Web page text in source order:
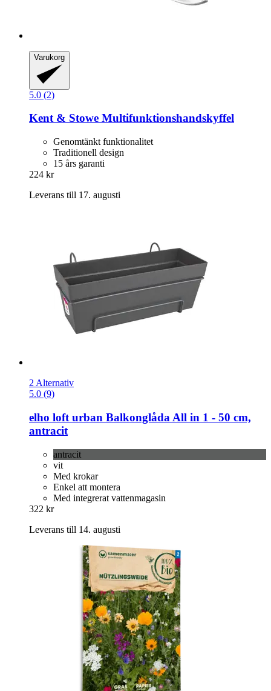
Varukorg
5.0 (2)
Kent & Stowe Multifunktionshandskyffel
Genomtänkt funktionalitet
Traditionell design
15 års garanti
224 kr
Leverans till 17. augusti
2 Alternativ
5.0 (9)
elho loft urban Balkonglåda All in 1 -​ 50 cm,
antracit
antracit
vit
Med krokar
Enkel att montera
Med integrerat vattenmagasin
322 kr
Leverans till 14. augusti